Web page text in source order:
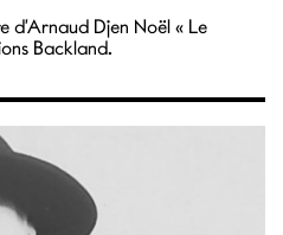
d’Arnaud Djen Noël « Le
Backland.